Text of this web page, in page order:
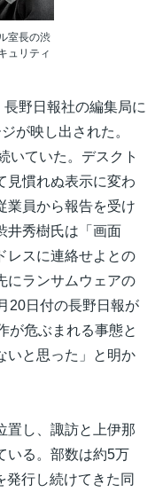
室長の渋
ュリティ
野日報社の編集局に
が映し出された。
いていた。デスクト
見慣れぬ表示に変わ
業員から報告を受け
井秀樹氏は「画面
レスに連絡せよとの
にランサムウェアの
20日付の長野日報が
が危ぶまれる事態と
いと思った」と明か
置し、諏訪と上伊那
いる。部数は約5万
行し続けてきた同